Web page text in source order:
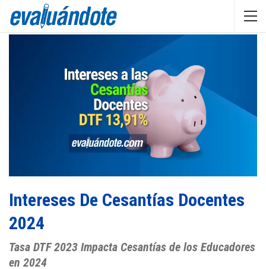
Intereses De Cesantías Docentes
2024
Tasa DTF 2023 Impacta Cesantías de los Educadores
en 2024